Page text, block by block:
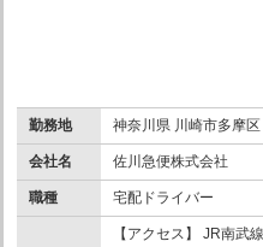
勤務地 神奈川県 川崎市多摩区
会社名 佐川急便株式会社
職種 宅配ドライバー
【アクセス】 JR南武